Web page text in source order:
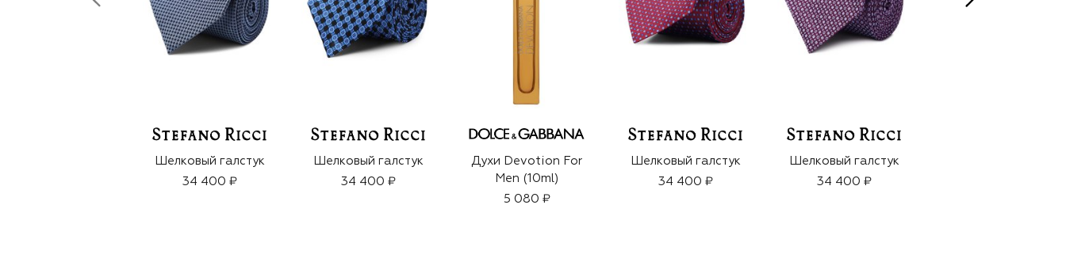
Шелковый галстук
34 400 ₽
Шелковый галстук
34 400 ₽
Духи Devotion For
Men (10ml)
5 080 ₽
Шелковый галстук
34 400 ₽
Шелковый галстук
34 400 ₽